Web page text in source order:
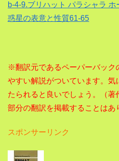
b-4-9.ブリハット パラシャラ
惑星の表意と性質61-65
※翻訳元であるペーパーバック
やすい解説がついています。気
たられると良いでしょう。（著
部分の翻訳を掲載することはあ
スポンサーリンク